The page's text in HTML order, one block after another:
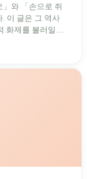
와 「손으로 쥐
이 글은 그 역사
화제를 불러일으